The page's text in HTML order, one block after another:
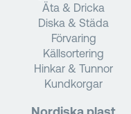
Äta & Dricka
Diska & Städa
Förvaring
Källsortering
Hinkar & Tunnor
Kundkorgar
Nordiska plast